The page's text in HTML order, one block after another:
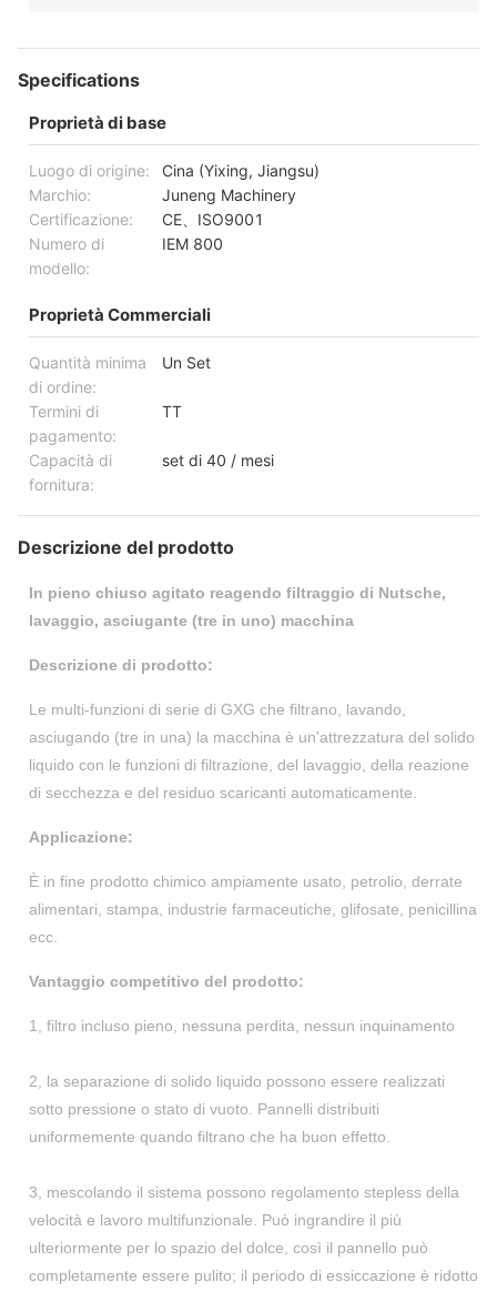
Specifications
Proprietà di base
Luogo di origine:
Cina (Yixing, Jiangsu)
Marchio:
Juneng Machinery
Certificazione:
CE、ISO9001
Numero di
modello:
IEM 800
Proprietà Commerciali
Quantità minima
di ordine:
Un Set
Termini di
pagamento:
TT
Capacità di
fornitura:
set di 40 / mesi
Descrizione del prodotto
In pieno chiuso agitato reagendo filtraggio di Nutsche,
lavaggio, asciugante (tre in uno) macchina
Descrizione di prodotto:
Le multi-funzioni di serie di GXG che filtrano, lavando,
asciugando (tre in una) la macchina è un'attrezzatura del solido
liquido con le funzioni di filtrazione, del lavaggio, della reazione
di secchezza e del residuo scaricanti automaticamente.
Applicazione:
È in fine prodotto chimico ampiamente usato, petrolio, derrate
alimentari, stampa, industrie farmaceutiche, glifosate, penicillina
ecc.
Vantaggio competitivo del prodotto:
1, filtro incluso pieno, nessuna perdita, nessun inquinamento
2, la separazione di solido liquido possono essere realizzati
sotto pressione o stato di vuoto. Pannelli distribuiti
uniformemente quando filtrano che ha buon effetto.
3, mescolando il sistema possono regolamento stepless della
velocità e lavoro multifunzionale. Può ingrandire il più
ulteriormente per lo spazio del dolce, così il pannello può
completamente essere pulito; il periodo di essiccazione è ridotto